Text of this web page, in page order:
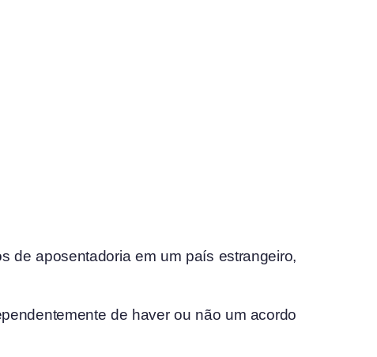
de aposentadoria em um país estrangeiro,
de haver ou não um acordo